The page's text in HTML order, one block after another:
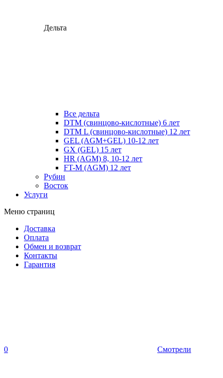
Дельта
Все дельта
DTM (свинцово-кислотные) 6 лет
DTM L (свинцово-кислотные) 12 лет
GEL (AGM+GEL) 10-12 лет
GX (GEL) 15 лет
HR (AGM) 8, 10-12 лет
FT-M (AGM) 12 лет
Рубин
Восток
Услуги
Меню страниц
Доставка
Оплата
Обмен и возврат
Контакты
Гарантия
0 Смотрели